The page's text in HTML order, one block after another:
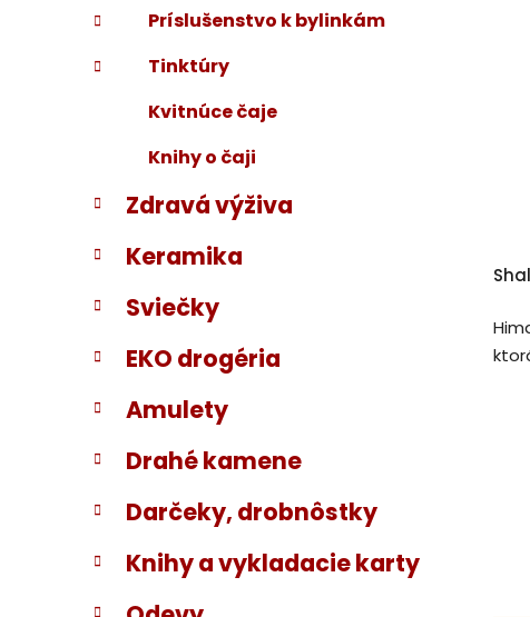
Príslušenstvo k bylinkám
Tinktúry
Kvitnúce čaje
Knihy o čaji
Zdravá výživa
Keramika
Sviečky
EKO drogéria
Amulety
Drahé kamene
Darčeky, drobnôstky
Knihy a vykladacie karty